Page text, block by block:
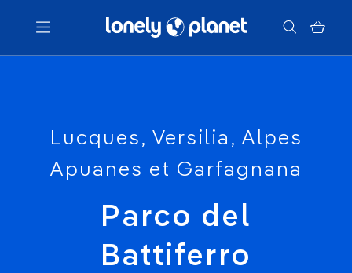
Menu
Votre recherche
Lucques, Versilia, Alpes
Apuanes et Garfagnana
Parco del
Battiferro